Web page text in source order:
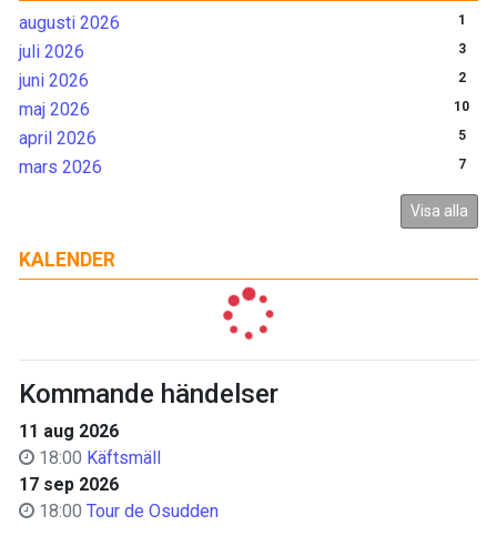
augusti 2026 1
juli 2026 3
juni 2026 2
maj 2026 10
april 2026 5
mars 2026 7
Visa alla
KALENDER
Kommande händelser
11 aug 2026
18:00 Käftsmäll
17 sep 2026
18:00 Tour de Osudden